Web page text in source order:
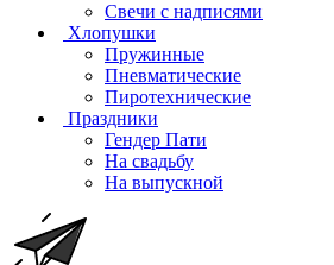
Свечи с надписями
Хлопушки
Пружинные
Пневматические
Пиротехнические
Праздники
Гендер Пати
На свадьбу
На выпускной